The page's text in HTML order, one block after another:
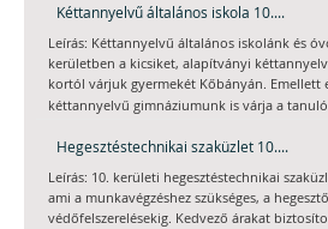
Kéttannyelvű általános iskola 10....
Leírás: Kéttannyelvű általános iskolánk és
kerületben a kicsiket, alapítványi
kortól várjuk gyermekét Kőbányán. Emellett
kéttannyelvű gimnáziumunk is várja a
Hegesztéstechnikai szaküzlet 10....
Leírás: 10. kerületi hegesztéstechnikai
ami a munkavégzéshez szükséges, a
védőfelszerelésekig. Kedvező árakat